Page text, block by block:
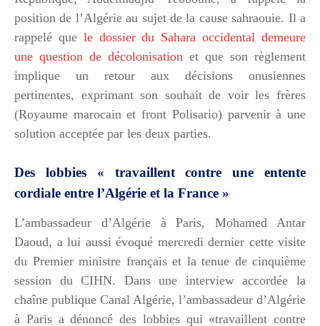
position de l’Algérie au sujet de la cause sahraouie. Il a
rappelé que le dossier du Sahara occidental demeure
une question de décolonisation et que son règlement
implique un retour aux décisions onusiennes
pertinentes, exprimant son souhait de voir les frères
(Royaume marocain et front Polisario) parvenir à une
solution acceptée par les deux parties.
Des lobbies « travaillent contre une entente
cordiale entre l’Algérie et la France »
L’ambassadeur d’Algérie à Paris, Mohamed Antar
Daoud, a lui aussi évoqué mercredi dernier cette visite
du Premier ministre français et la tenue de cinquième
session du CIHN. Dans une interview accordée la
chaîne publique Canal Algérie, l’ambassadeur d’Algérie
à Paris a dénoncé des lobbies qui «travaillent contre